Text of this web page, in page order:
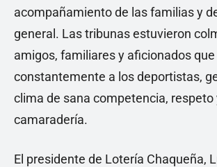
acompañamiento de las familias y
general. Las tribunas estuvieron
amigos, familiares y aficionados
constantemente a los deportistas,
clima de sana competencia, respeto
camaradería.
El presidente de Lotería Chaqueña,